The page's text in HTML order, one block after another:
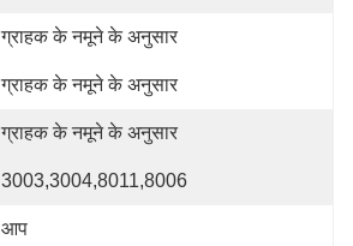
ग्राहक के नमूने के अनुसार
ग्राहक के नमूने के अनुसार
ग्राहक के नमूने के अनुसार
3003,3004,8011,8006
आप